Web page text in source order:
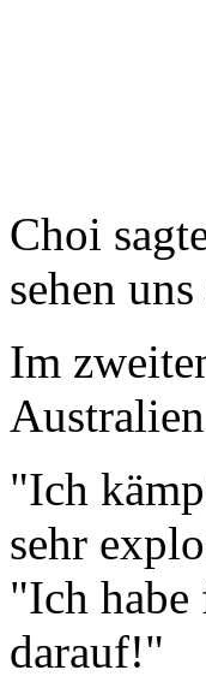
Choi
sehen
Im
"Ich
sehr
"Ich
darauf!"